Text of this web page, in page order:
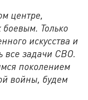
центре,
Только
искусства и
все задачи СВО.
поколением
войны, будем